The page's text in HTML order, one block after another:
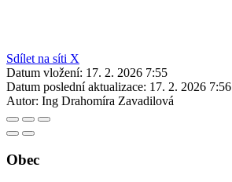
Sdílet na síti X
Datum vložení: 17. 2. 2026 7:55
Datum poslední aktualizace: 17. 2. 2026 7:56
Autor: Ing Drahomíra Zavadilová
Obec